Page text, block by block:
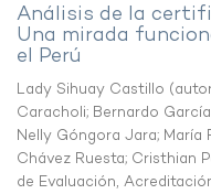
Análisis de la
Una mirada
el Perú
Lady Sihuay Castillo
Caracholi; Bernardo
Nelly Góngora Jara; María
Chávez Ruesta; Cristhian
de Evaluación,